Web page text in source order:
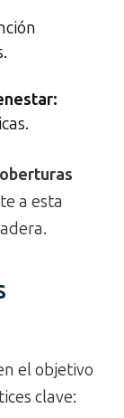
:
a esta
el objetivo
clave: